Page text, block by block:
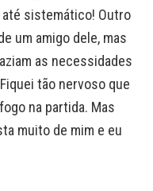
até sistemático! Outro
um amigo dele, mas
as necessidades
tão nervoso que
na partida. Mas
muito de mim e eu